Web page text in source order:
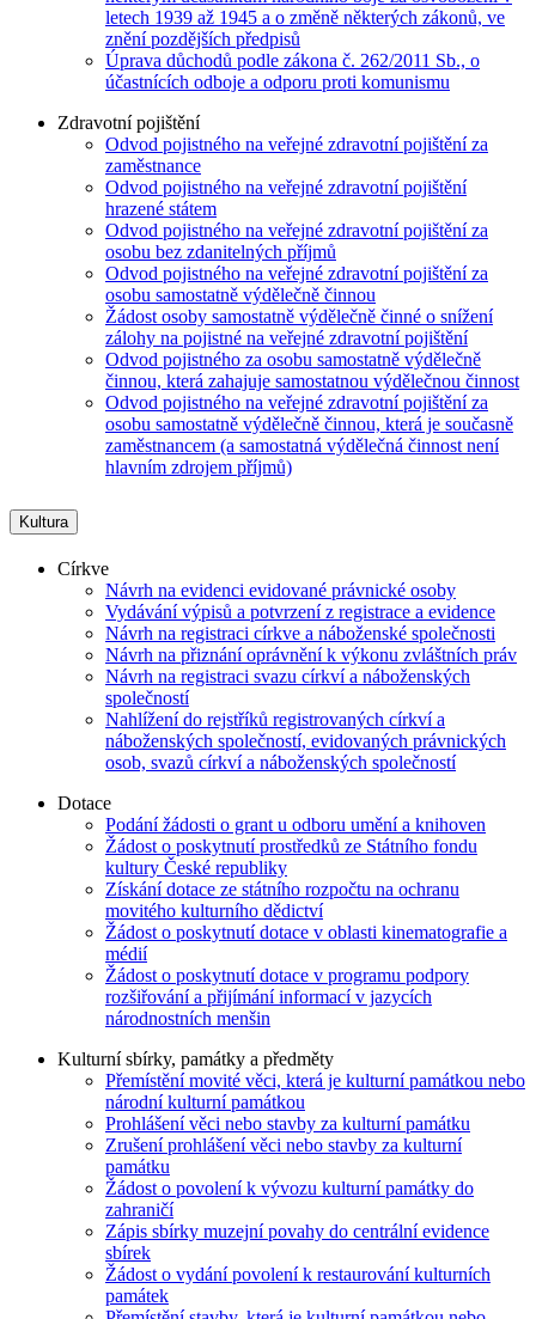
letech 1939 až 1945 a o změně některých zákonů, ve
znění pozdějších předpisů
Úprava důchodů podle zákona č. 262/2011 Sb., o
účastnících odboje a odporu proti komunismu
Zdravotní pojištění
Odvod pojistného na veřejné zdravotní pojištění za
zaměstnance
Odvod pojistného na veřejné zdravotní pojištění
hrazené státem
Odvod pojistného na veřejné zdravotní pojištění za
osobu bez zdanitelných příjmů
Odvod pojistného na veřejné zdravotní pojištění za
osobu samostatně výdělečně činnou
Žádost osoby samostatně výdělečně činné o snížení
zálohy na pojistné na veřejné zdravotní pojištění
Odvod pojistného za osobu samostatně výdělečně
činnou, která zahajuje samostatnou výdělečnou činnost
Odvod pojistného na veřejné zdravotní pojištění za
osobu samostatně výdělečně činnou, která je současně
zaměstnancem (a samostatná výdělečná činnost není
hlavním zdrojem příjmů)
Kultura
Církve
Návrh na evidenci evidované právnické osoby
Vydávání výpisů a potvrzení z registrace a evidence
Návrh na registraci církve a náboženské společnosti
Návrh na přiznání oprávnění k výkonu zvláštních práv
Návrh na registraci svazu církví a náboženských
společností
Nahlížení do rejstříků registrovaných církví a
náboženských společností, evidovaných právnických
osob, svazů církví a náboženských společností
Dotace
Podání žádosti o grant u odboru umění a knihoven
Žádost o poskytnutí prostředků ze Státního fondu
kultury České republiky
Získání dotace ze státního rozpočtu na ochranu
movitého kulturního dědictví
Žádost o poskytnutí dotace v oblasti kinematografie a
médií
Žádost o poskytnutí dotace v programu podpory
rozšiřování a přijímání informací v jazycích
národnostních menšin
Kulturní sbírky, památky a předměty
Přemístění movité věci, která je kulturní památkou nebo
národní kulturní památkou
Prohlášení věci nebo stavby za kulturní památku
Zrušení prohlášení věci nebo stavby za kulturní
památku
Žádost o povolení k vývozu kulturní památky do
zahraničí
Zápis sbírky muzejní povahy do centrální evidence
sbírek
Žádost o vydání povolení k restaurování kulturních
památek